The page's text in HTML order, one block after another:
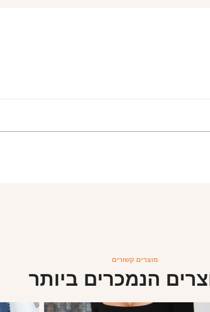
מוצרים קשורים
הנמכרים ביותר